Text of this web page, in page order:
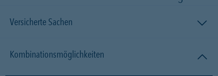
Versicherte Sachen
Kombinationsmöglichkeiten